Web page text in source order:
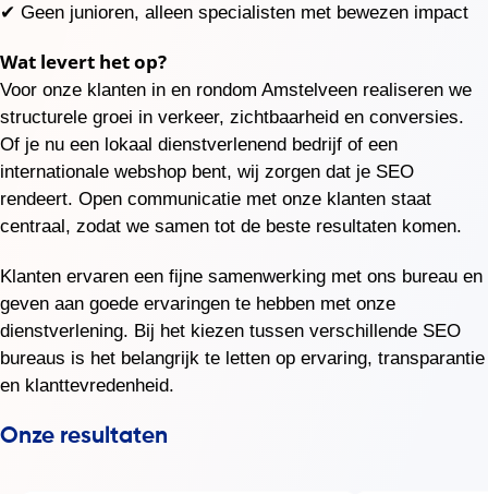
✔ Geen junioren, alleen specialisten met bewezen impact
Wat levert het op?
Voor onze klanten in en rondom Amstelveen realiseren we
structurele groei in verkeer, zichtbaarheid en conversies.
Of je nu een lokaal dienstverlenend bedrijf of een
internationale webshop bent, wij zorgen dat je SEO
rendeert. Open communicatie met onze klanten staat
centraal, zodat we samen tot de beste resultaten komen.
Klanten ervaren een fijne samenwerking met ons bureau en
geven aan goede ervaringen te hebben met onze
dienstverlening. Bij het kiezen tussen verschillende SEO
bureaus is het belangrijk te letten op ervaring, transparantie
en klanttevredenheid.